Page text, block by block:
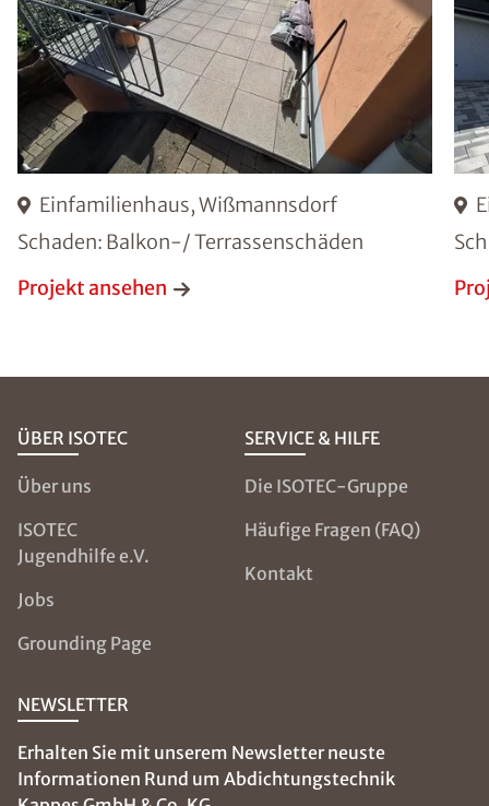
Einfamilienhaus, Wißmannsdorf
Schaden: Balkon-/ Terrassenschäden
Projekt ansehen
ÜBER ISOTEC
Über uns
ISOTEC
Jugendhilfe e.V.
Jobs
Grounding Page
SERVICE & HILFE
Die ISOTEC-Gruppe
Häufige Fragen (FAQ)
Kontakt
NEWSLETTER
Erhalten Sie mit unserem Newsletter neuste
Informationen Rund um Abdichtungstechnik